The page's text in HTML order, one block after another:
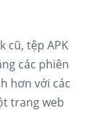
cũ, tệp APK
các phiên
hơn với các
trang web